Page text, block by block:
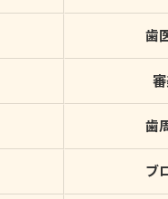
歯
歯
ブ